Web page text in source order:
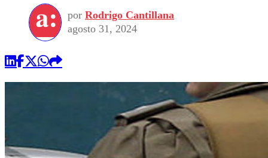
por Rodrigo Cantillana
agosto 31, 2024